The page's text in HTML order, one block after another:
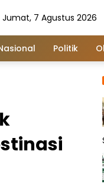
Jumat, 7 Agustus 2026
Politik